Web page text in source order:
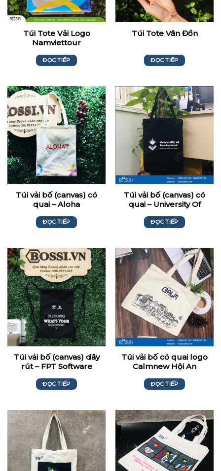
Túi Tote Vải Logo
Namviettour
ĐỌC TIẾP
Túi Tote Vân Đồn
ĐỌC TIẾP
Túi vải bố (canvas) có
quai – Aloha
ĐỌC TIẾP
Túi vải bố (canvas) có
quai – University Of
ĐỌC TIẾP
Túi vải bố (canvas) dây
rút – FPT Software
ĐỌC TIẾP
Túi vải bố có quai logo
Calmnew Hội An
ĐỌC TIẾP